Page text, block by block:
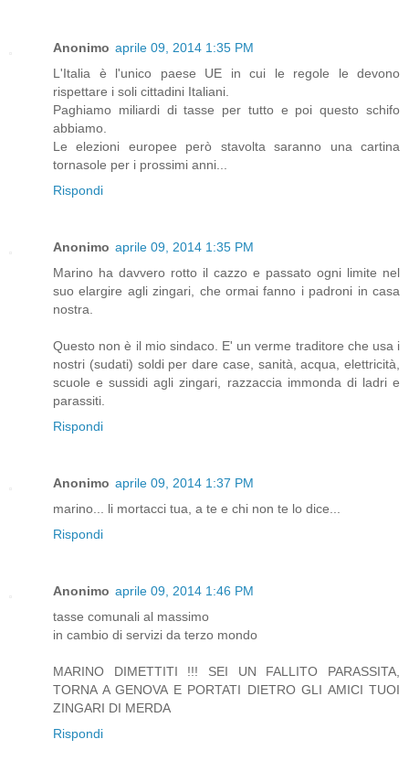
Anonimo aprile 09, 2014 1:35 PM
L'Italia è l'unico paese UE in cui le regole le devono
rispettare i soli cittadini Italiani.
Paghiamo miliardi di tasse per tutto e poi questo schifo
abbiamo.
Le elezioni europee però stavolta saranno una cartina
tornasole per i prossimi anni...
Rispondi
Anonimo aprile 09, 2014 1:35 PM
Marino ha davvero rotto il cazzo e passato ogni limite nel
suo elargire agli zingari, che ormai fanno i padroni in casa
nostra.
Questo non è il mio sindaco. E' un verme traditore che usa i
nostri (sudati) soldi per dare case, sanità, acqua, elettricità,
scuole e sussidi agli zingari, razzaccia immonda di ladri e
parassiti.
Rispondi
Anonimo aprile 09, 2014 1:37 PM
marino... li mortacci tua, a te e chi non te lo dice...
Rispondi
Anonimo aprile 09, 2014 1:46 PM
tasse comunali al massimo
in cambio di servizi da terzo mondo
MARINO DIMETTITI !!! SEI UN FALLITO PARASSITA,
TORNA A GENOVA E PORTATI DIETRO GLI AMICI TUOI
ZINGARI DI MERDA
Rispondi